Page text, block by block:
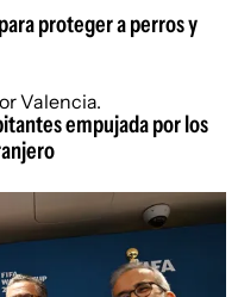
proteger a perros y
empujada por los